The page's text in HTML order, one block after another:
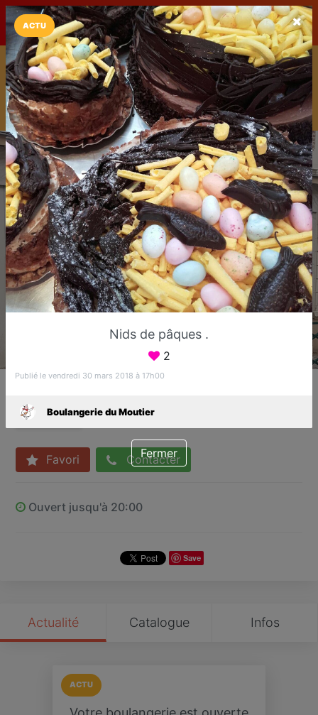
LaCarte LaCarte sur
Play Store
Installez l'App LaCarte
Téléchargez gratuitement l'app LaCarte pour suivre vos
commerces favoris et ne rien rater !
Télécharger Plus tard
Boulangerie du Moutier
Sucy-en-Brie
Favori Contacter
Ouvert jusqu'à 20:00
Save
Actualité Catalogue Infos
ACTU
ACTU
Nids de pâques .
2
Publié le vendredi 30 mars 2018 à 17h00
Boulangerie du Moutier
Fermer